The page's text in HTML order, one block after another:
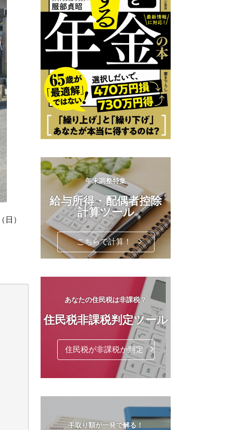
）
年末調整特集
給与所得・配偶者控除
計算ツール
こちらで計算！
あなたの住民税は非課税？
住民税非課税判定ツール
住民税が非課税か判定
手取り額が一発で解る！